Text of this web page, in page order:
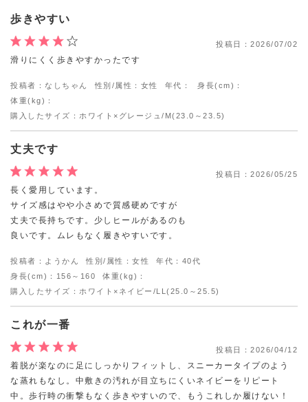
歩きやすい
投稿日： 2026/07/02
滑りにくく歩きやすかったです
投稿者：なしちゃん 性別/属性：女性 年代：
身長(cm)：
体重(kg)：
購入したサイズ：ホワイト×グレージュ/M(23.0～23.5)
丈夫です
投稿日： 2026/05/25
長く愛用しています。
サイズ感はやや小さめで質感硬めですが
丈夫で長持ちです。少しヒールがあるのも
良いです。ムレもなく履きやすいです。
投稿者：ようかん 性別/属性：女性
年代：40代
身長(cm)：156～160
体重(kg)：
購入したサイズ：ホワイト×ネイビー/LL(25.0～25.5)
これが一番
投稿日： 2026/04/12
着脱が楽なのに足にしっかりフィットし、スニーカータイプのよう
な蒸れもなし。中敷きの汚れが目立ちにくいネイビーをリピート
中。歩行時の衝撃もなく歩きやすいので、もうこれしか履けない！